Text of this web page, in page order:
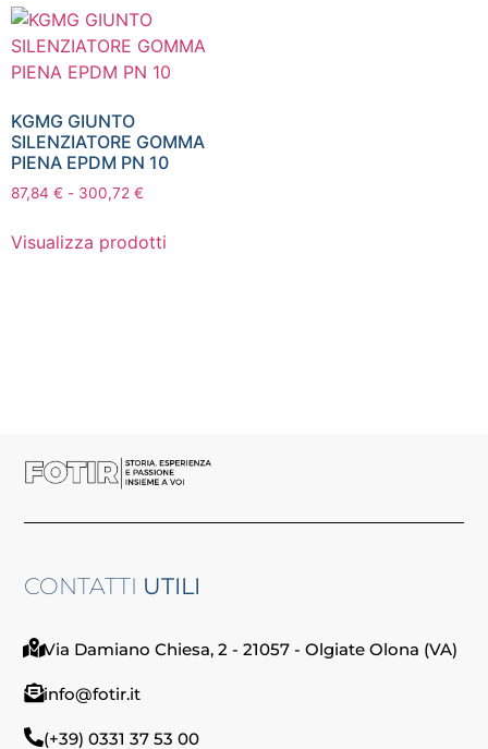
KGMG GIUNTO
SILENZIATORE GOMMA
PIENA EPDM PN 10
87,84 € - 300,72 €
Visualizza prodotti
CONTATTI UTILI
Via Damiano Chiesa, 2 - 21057 - Olgiate Olona (VA)
info@fotir.it
(+39) 0331 37 53 00